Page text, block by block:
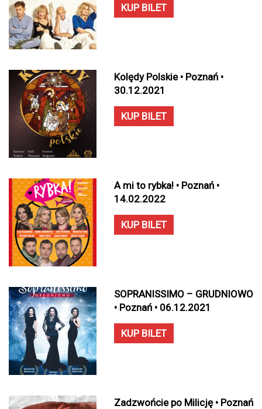
KUP BILET
Kolędy Polskie • Poznań •
30.12.2021
KUP BILET
A mi to rybka! • Poznań •
14.02.2022
KUP BILET
SOPRANISSIMO – GRUDNIOWO
• Poznań • 06.12.2021
KUP BILET
Zadzwońcie po Milicję • Poznań